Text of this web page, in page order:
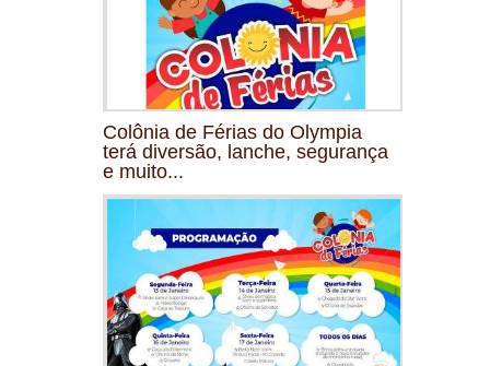
Colônia de Férias do Olympia
terá diversão, lanche, segurança
e muito...